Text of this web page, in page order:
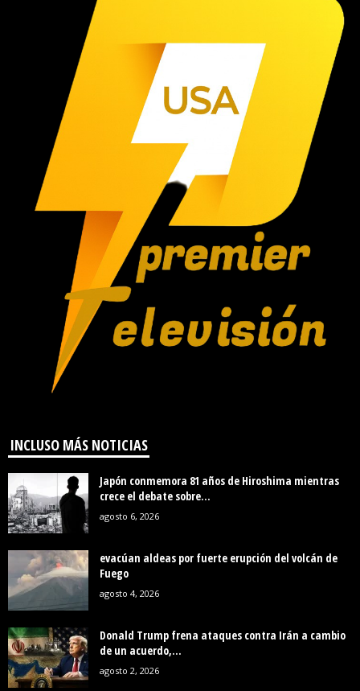
INCLUSO MÁS NOTICIAS
Japón conmemora 81 años de Hiroshima mientras
crece el debate sobre...
agosto 6, 2026
evacúan aldeas por fuerte erupción del volcán de
Fuego
agosto 4, 2026
Donald Trump frena ataques contra Irán a cambio
de un acuerdo,...
agosto 2, 2026